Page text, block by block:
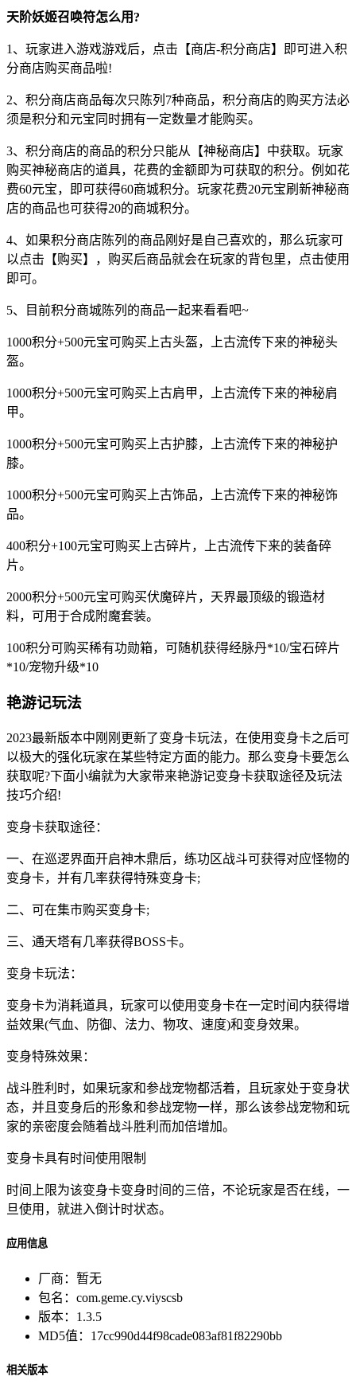
天阶妖姬召唤符怎么用?
1、玩家进入游戏游戏后，点击【商店-积分商店】即可进入积
分商店购买商品啦!
2、积分商店商品每次只陈列7种商品，积分商店的购买方法必
须是积分和元宝同时拥有一定数量才能购买。
3、积分商店的商品的积分只能从【神秘商店】中获取。玩家
购买神秘商店的道具，花费的金额即为可获取的积分。例如花
费60元宝，即可获得60商城积分。玩家花费20元宝刷新神秘商
店的商品也可获得20的商城积分。
4、如果积分商店陈列的商品刚好是自己喜欢的，那么玩家可
以点击【购买】，购买后商品就会在玩家的背包里，点击使用
即可。
5、目前积分商城陈列的商品一起来看看吧~
1000积分+500元宝可购买上古头盔，上古流传下来的神秘头
盔。
1000积分+500元宝可购买上古肩甲，上古流传下来的神秘肩
甲。
1000积分+500元宝可购买上古护膝，上古流传下来的神秘护
膝。
1000积分+500元宝可购买上古饰品，上古流传下来的神秘饰
品。
400积分+100元宝可购买上古碎片，上古流传下来的装备碎
片。
2000积分+500元宝可购买伏魔碎片，天界最顶级的锻造材
料，可用于合成附魔套装。
100积分可购买稀有功勋箱，可随机获得经脉丹*10/宝石碎片
*10/宠物升级*10
艳游记玩法
2023最新版本中刚刚更新了变身卡玩法，在使用变身卡之后可
以极大的强化玩家在某些特定方面的能力。那么变身卡要怎么
获取呢?下面小编就为大家带来艳游记变身卡获取途径及玩法
技巧介绍!
变身卡获取途径：
一、在巡逻界面开启神木鼎后，练功区战斗可获得对应怪物的
变身卡，并有几率获得特殊变身卡;
二、可在集市购买变身卡;
三、通天塔有几率获得BOSS卡。
变身卡玩法：
变身卡为消耗道具，玩家可以使用变身卡在一定时间内获得增
益效果(气血、防御、法力、物攻、速度)和变身效果。
变身特殊效果：
战斗胜利时，如果玩家和参战宠物都活着，且玩家处于变身状
态，并且变身后的形象和参战宠物一样，那么该参战宠物和玩
家的亲密度会随着战斗胜利而加倍增加。
变身卡具有时间使用限制
时间上限为该变身卡变身时间的三倍，不论玩家是否在线，一
旦使用，就进入倒计时状态。
应用信息
厂商： 暂无
包名： com.geme.cy.viyscsb
版本： 1.3.5
MD5值： 17cc990d44f98cade083af81f82290bb
相关版本